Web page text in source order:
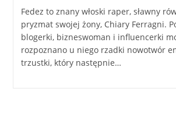
Fedez to znany włoski raper, sławny
pryzmat swojej żony, Chiary Ferragni.
blogerki, bizneswoman i influencerki
rozpoznano u niego rzadki nowotwór
trzustki, który następnie…